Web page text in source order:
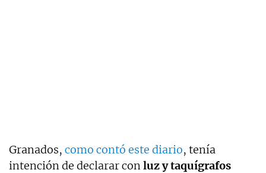
Granados, como contó este diario, tenía
intención de declarar conluz y taquígrafos